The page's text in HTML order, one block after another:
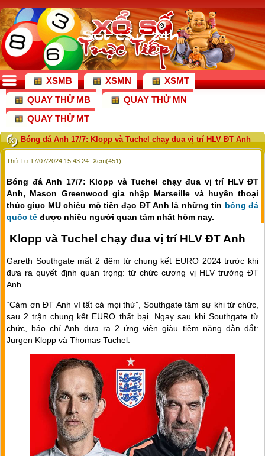
XSMB XSMN
XSMT
QUAY THỬ MB
QUAY THỬ MN
QUAY THỬ MT
Bóng đá Anh 17/7: Klopp và Tuchel chạy đua vị trí HLV ĐT Anh
Thứ Tư 17/07/2024 15:43:24- Xem(451)
Bóng đá Anh 17/7: Klopp và Tuchel chạy đua vị trí HLV ĐT
Anh, Mason Greenwood gia nhập Marseille và huyền thoại
thúc giục MU chiêu mộ tiền đạo ĐT Anh là những tin bóng đá
quốc tế được nhiều người quan tâm nhất hôm nay.
Klopp và Tuchel chạy đua vị trí HLV ĐT Anh
Gareth Southgate mất 2 đêm từ chung kết EURO 2024 trước khi
đưa ra quyết định quan trọng: từ chức cương vị HLV trưởng ĐT
Anh.
“Cảm ơn ĐT Anh vì tất cả mọi thứ”, Southgate tâm sự khi từ chức,
sau 2 trận chung kết EURO thất bại. Ngay sau khi Southgate từ
chức, báo chí Anh đưa ra 2 ứng viên giàu tiềm năng dẫn dắt:
Jurgen Klopp và Thomas Tuchel.